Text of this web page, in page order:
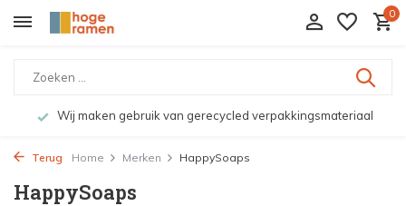
0
Bekijk de producten live in onze winkel in Deventer
Terug Home Merken HappySoaps
HappySoaps